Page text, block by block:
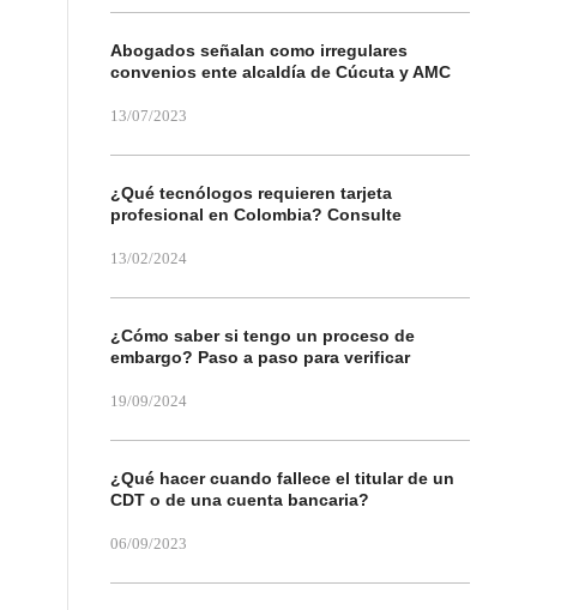
Abogados señalan como irregulares
convenios ente alcaldía de Cúcuta y AMC
13/07/2023
¿Qué tecnólogos requieren tarjeta
profesional en Colombia? Consulte
13/02/2024
¿Cómo saber si tengo un proceso de
embargo? Paso a paso para verificar
19/09/2024
¿Qué hacer cuando fallece el titular de un
CDT o de una cuenta bancaria?
06/09/2023